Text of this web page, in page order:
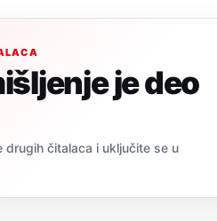
je deo
drugih čitalaca i uključite se u